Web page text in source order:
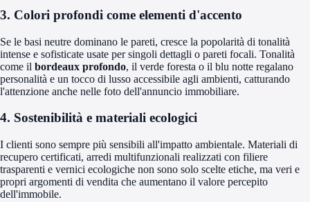
3. Colori profondi come elementi d'accento
Se le basi neutre dominano le pareti, cresce la popolarità di tonalità
intense e sofisticate usate per singoli dettagli o pareti focali. Tonalità
come il bordeaux profondo, il verde foresta o il blu notte regalano
personalità e un tocco di lusso accessibile agli ambienti, catturando
l'attenzione anche nelle foto dell'annuncio immobiliare.
4. Sostenibilità e materiali ecologici
I clienti sono sempre più sensibili all'impatto ambientale. Materiali di
recupero certificati, arredi multifunzionali realizzati con filiere
trasparenti e vernici ecologiche non sono solo scelte etiche, ma veri e
propri argomenti di vendita che aumentano il valore percepito
dell'immobile.